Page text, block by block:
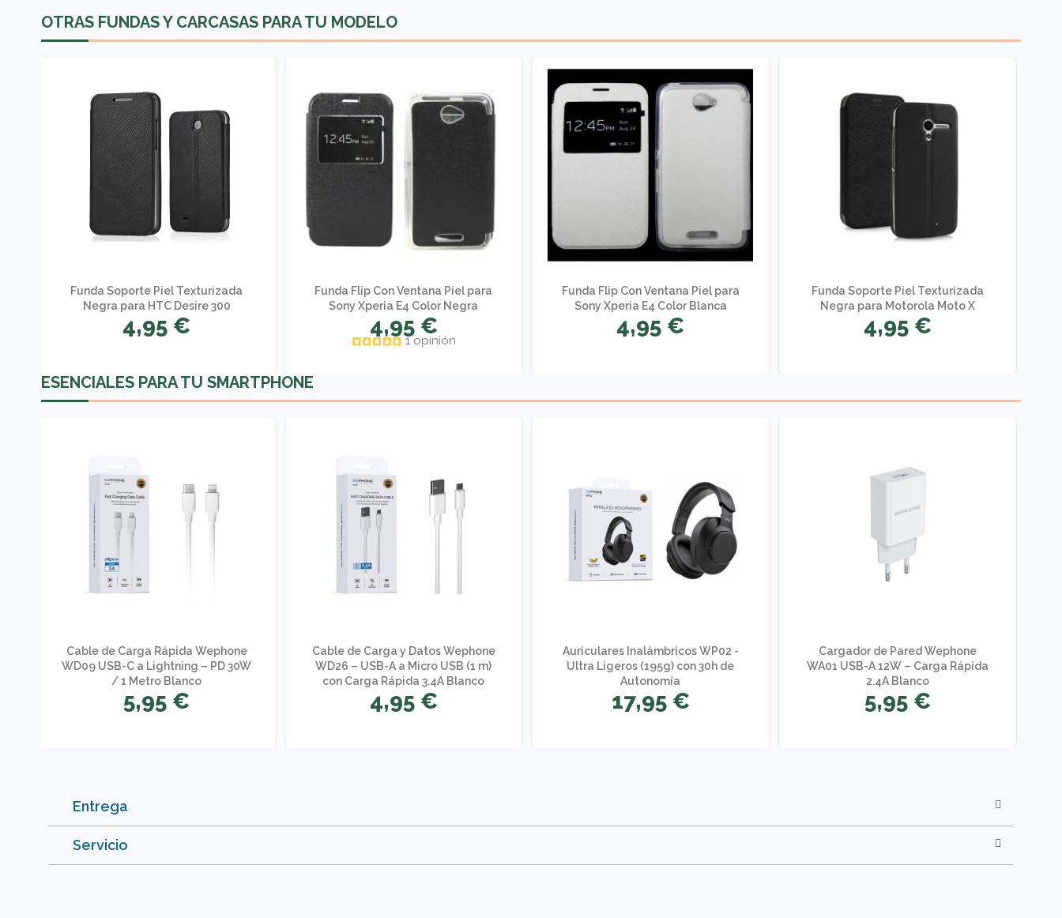
OTRAS FUNDAS Y CARCASAS PARA TU MODELO
Funda Soporte Piel Texturizada
Negra para HTC Desire 300
4,95 €
Funda Flip Con Ventana Piel para
Sony Xperia E4 Color Negra
4,95 €
1 opinión
Funda Flip Con Ventana Piel para
Sony Xperia E4 Color Blanca
4,95 €
Funda Soporte Piel Texturizada
Negra para Motorola Moto X
4,95 €
ESENCIALES PARA TU SMARTPHONE
Cable de Carga Rápida Wephone
WD09 USB-C a Lightning – PD 30W
/ 1 Metro Blanco
5,95 €
Cable de Carga y Datos Wephone
WD26 – USB-A a Micro USB (1 m)
con Carga Rápida 3.4A Blanco
4,95 €
Auriculares Inalámbricos WP02 -
Ultra Ligeros (195g) con 30h de
Autonomía
17,95 €
Cargador de Pared Wephone
WA01 USB-A 12W – Carga Rápida
2.4A Blanco
5,95 €
Entrega
Servicio